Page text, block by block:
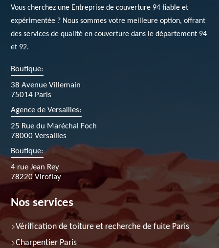
Vous cherchez une Entreprise de couverture 94 fiable et
expérimentée ? Nous sommes votre meilleure option, offrant
des services de qualité en couverture dans le département 94
et 92.
Boutique:
38 Avenue Villemain
75014 Paris
Agence de Versailles:
25 Rue du Maréchal Foch
78000 Versailles
Boutique:
4 rue Jean Rey
78220 Viroflay
Nos services
Vérification de toiture et recherche de fuite Paris
Charpentier Paris